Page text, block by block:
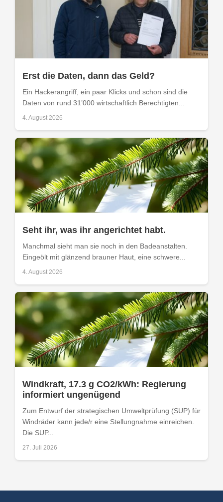
Erst die Daten, dann das Geld?
Ein Hackerangriff, ein paar Klicks und schon sind die
Daten von rund 31’000 wirtschaftlich Berechtigten...
4. August 2026
Seht ihr, was ihr angerichtet habt.
Manchmal sieht man sie noch in den Badeanstalten.
Eingeölt mit glänzend brauner Haut, eine schwere...
4. August 2026
Windkraft, 17.3 g CO2/kWh: Regierung
informiert ungenügend
Zum Entwurf der strategischen Umweltprüfung (SUP) für
Windräder kann jede/r eine Stellungnahme einreichen.
Die SUP...
27. Juli 2026